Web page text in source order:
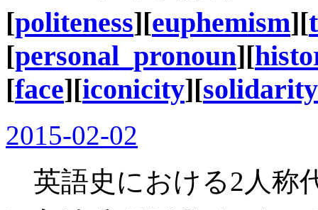
[politeness][euphemism][
[personal_pronoun][
[face][iconicity][solidarity
2015-02-02
英語史における2人称